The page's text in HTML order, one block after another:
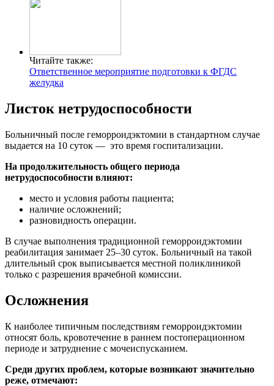
Читайте также:
Ответственное мероприятие подготовки к ФГДС
желудка
Листок нетрудоспособности
Больничный после геморроидэктомии в стандартном случае
выдается на 10 суток — это время госпитализации.
На продолжительность общего периода
нетрудоспособности влияют:
место и условия работы пациента;
наличие осложнений;
разновидность операции.
В случае выполнения традиционной геморроидэктомии
реабилитация занимает 25–30 суток. Больничный на такой
длительный срок выписывается местной поликлиникой
только с разрешения врачебной комиссии.
Осложнения
К наиболее типичным последствиям геморроидэктомии
относят боль, кровотечение в раннем постоперационном
периоде и затруднение с мочеиспусканием.
Среди других проблем, которые возникают значительно
реже, отмечают: